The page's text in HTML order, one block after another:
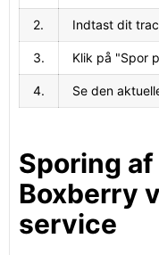
2. Indtast dit
3. Klik på "Spor
4. Se den
Sporing
Boxberry
service